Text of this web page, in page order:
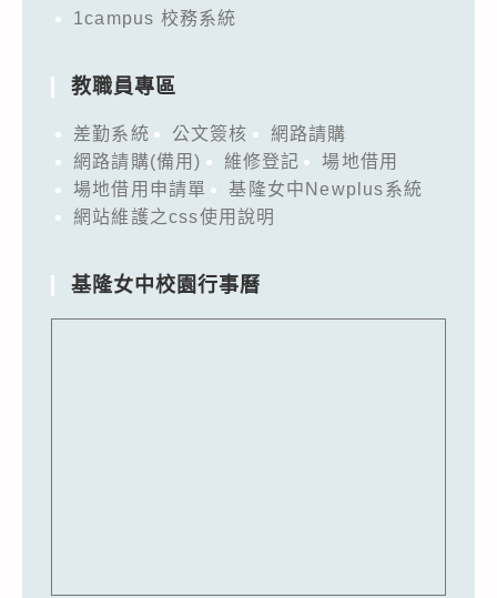
1campus 校務系統
教職員專區
差勤系統 公文簽核
網路請購
網路請購(備用)
維修登記
場地借用
場地借用申請單
基隆女中Newplus系統
網站維護之css使用說明
基隆女中校園行事曆